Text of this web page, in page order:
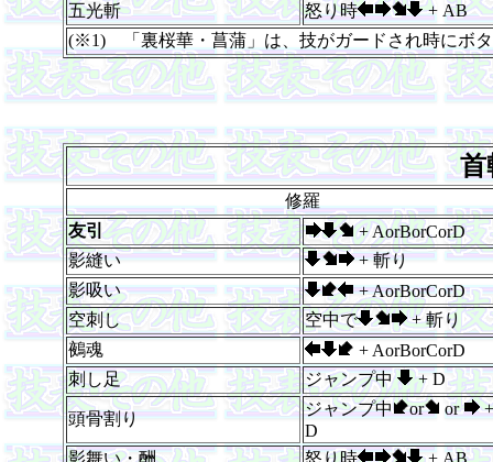
五光斬 怒り時
+ AB
(※1) 「裏桜華・菖蒲」は、技がガードされ時にボ
首
修羅
友引
+ AorBorCorD
影縫い
+ 斬り
影吸い
+ AorBorCorD
空刺し
空中で
+ 斬り
鵺魂
+ AorBorCorD
刺し足
ジャンプ中 + D
頭骨割り
ジャンプ中 or or
+
D
影舞い・酬
怒り時 + AB